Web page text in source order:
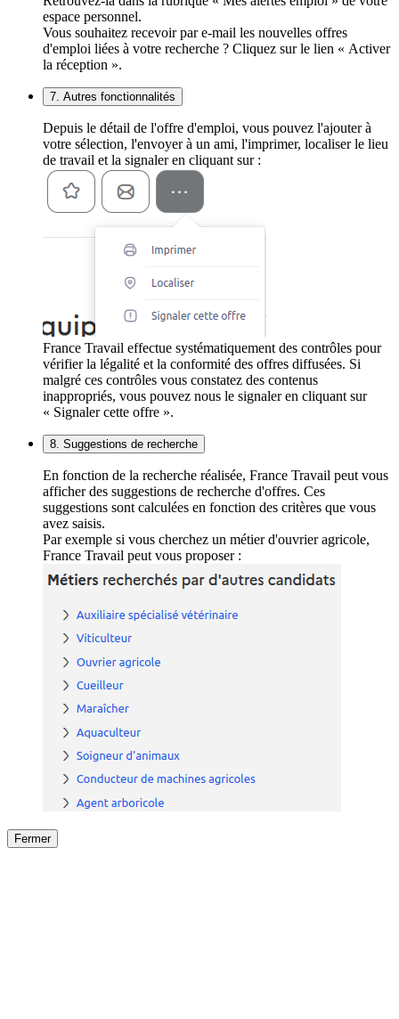
espace personnel.
Vous souhaitez recevoir par e-mail les nouvelles offres
d'emploi liées à votre recherche ? Cliquez sur le lien « Activer
la réception ».
7. Autres fonctionnalités
Depuis le détail de l'offre d'emploi, vous pouvez l'ajouter à
votre sélection, l'envoyer à un ami, l'imprimer, localiser le lieu
de travail et la signaler en cliquant sur :
France Travail effectue systématiquement des contrôles pour
vérifier la légalité et la conformité des offres diffusées. Si
malgré ces contrôles vous constatez des contenus
inappropriés, vous pouvez nous le signaler en cliquant sur
« Signaler cette offre ».
8. Suggestions de recherche
En fonction de la recherche réalisée, France Travail peut vous
afficher des suggestions de recherche d'offres. Ces
suggestions sont calculées en fonction des critères que vous
avez saisis.
Par exemple si vous cherchez un métier d'ouvrier agricole,
France Travail peut vous proposer :
Fermer